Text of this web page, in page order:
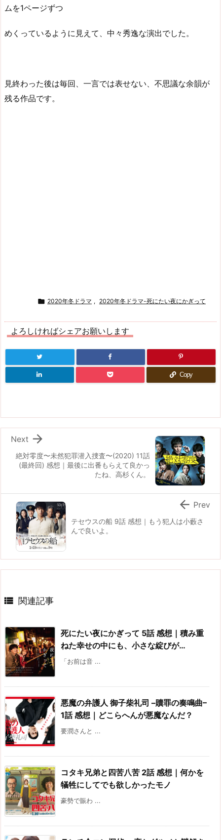
ムを1ページずつ
めくっているように見えて、中々秀逸な演出でした。
見終わった後は毎回、一言では表せない、不思議な余韻が
残る作品です。
 2020年冬ドラマ , 2020年冬ドラマ-死にたい夜にかぎって
よろしければシェアお願いします
Copy
絶対零度〜未然犯罪潜入捜査〜(2020) 11話
(最終回) 感想｜最後に出番もらえて良かっ
たね、高杉くん。

Next
テセウスの船 9話 感想｜もう犯人は小藪さ
んで良いよ。
 Prev
 関連記事
死にたい夜にかぎって 5話 感想｜積み重
ねた幸せの中にも、小さな綻びが…
「お前は音 ...
悪魔の弁護人 御子柴礼司 –贖罪の奏鳴曲–
1話 感想｜どこらへんが悪魔なんだ？
要潤さんと ...
コタキ兄弟と四苦八苦 2話 感想｜何かを
犠牲にしてでも欲しかったモノ
豪勢で賑わ ...